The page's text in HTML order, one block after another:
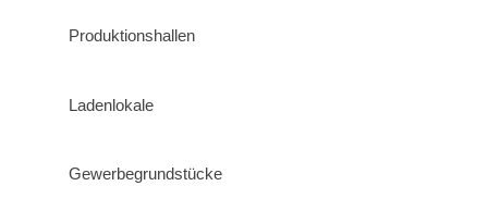
Produktionshallen
Ladenlokale
Gewerbegrundstücke